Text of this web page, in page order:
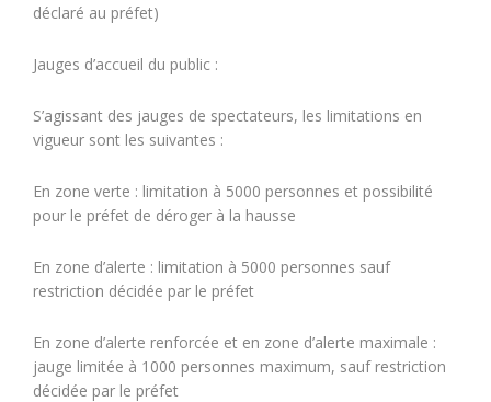
déclaré au préfet)
Jauges d’accueil du public :
S’agissant des jauges de spectateurs, les limitations en
vigueur sont les suivantes :
En zone verte : limitation à 5000 personnes et possibilité
pour le préfet de déroger à la hausse
En zone d’alerte : limitation à 5000 personnes sauf
restriction décidée par le préfet
En zone d’alerte renforcée et en zone d’alerte maximale :
jauge limitée à 1000 personnes maximum, sauf restriction
décidée par le préfet